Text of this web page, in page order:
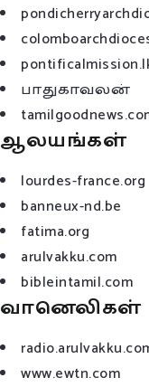
பாதுகாவலன்
ஆலயங்கள்
lourdes-france.org
banneux-nd.be
fatima.org
arulvakku.com
bibleintamil.com
வானெலிகள்
www.ewtn.com